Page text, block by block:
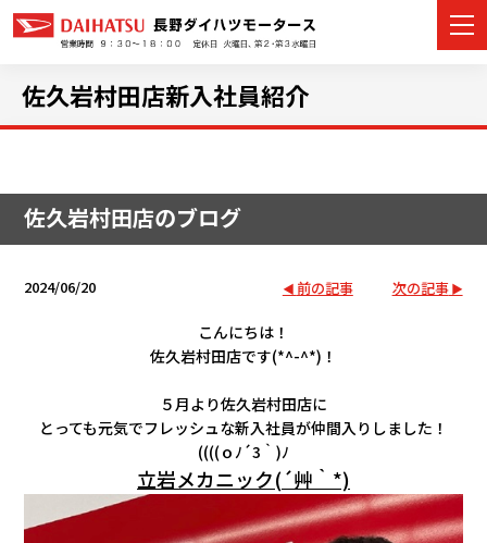
店舗情報
イベント・キャンペーン
アフターサポート
会社情報
佐久岩村田店新入社員紹介
佐久岩村田店のブログ
2024/06/20 前の記事 次の記事
こんにちは！
佐久岩村田店です(*^-^*)！
５月より佐久岩村田店に
とっても元気でフレッシュな新入社員が仲間入りしました！
((((ｏﾉ´3｀)ﾉ
立岩メカニック(´艸｀*)